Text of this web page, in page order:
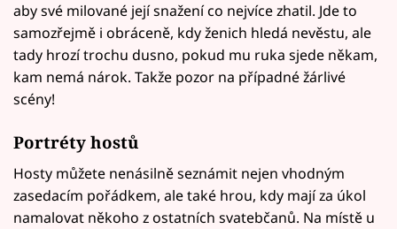
aby své milované její snažení co nejvíce zhatil. Jde to
samozřejmě i obráceně, kdy ženich hledá nevěstu, ale
tady hrozí trochu dusno, pokud mu ruka sjede někam,
kam nemá nárok. Takže pozor na případné žárlivé
scény!
Portréty hostů
Hosty můžete nenásilně seznámit nejen vhodným
zasedacím pořádkem, ale také hrou, kdy mají za úkol
namalovat někoho z ostatních svatebčanů. Na místě u